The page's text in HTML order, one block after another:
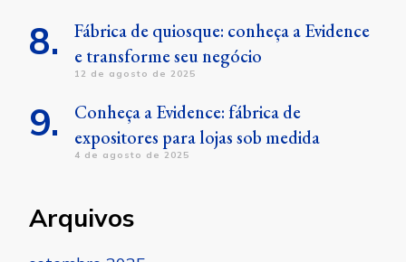
Fábrica de quiosque: conheça a Evidence
e transforme seu negócio
12 de agosto de 2025
Conheça a Evidence: fábrica de
expositores para lojas sob medida
4 de agosto de 2025
Arquivos